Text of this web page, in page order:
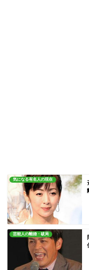
気になる有名人の現在
芸能人の離婚・破局